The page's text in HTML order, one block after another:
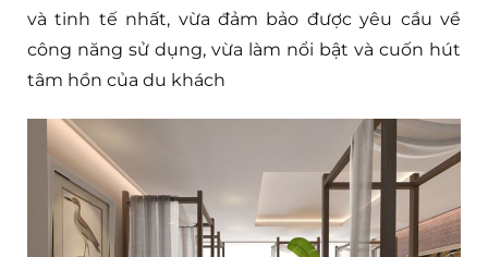
và tinh tế nhất, vừa đảm bảo được yêu cầu về
công năng sử dụng, vừa làm nổi bật và cuốn hút
tâm hồn của du khách